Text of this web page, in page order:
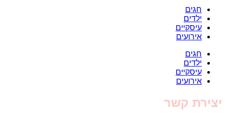
חגים
ילדים
עיסקיים
אירועים
חגים
ילדים
עיסקיים
אירועים
יצירת קשר